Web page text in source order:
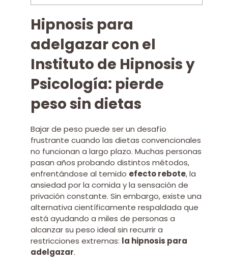
Hipnosis para
adelgazar con el
Instituto de Hipnosis y
Psicología: pierde
peso sin dietas
Bajar de peso puede ser un desafío
frustrante cuando las dietas convencionales
no funcionan a largo plazo. Muchas personas
pasan años probando distintos métodos,
enfrentándose al temido efecto rebote, la
ansiedad por la comida y la sensación de
privación constante. Sin embargo, existe una
alternativa científicamente respaldada que
está ayudando a miles de personas a
alcanzar su peso ideal sin recurrir a
restricciones extremas: la hipnosis para
adelgazar.